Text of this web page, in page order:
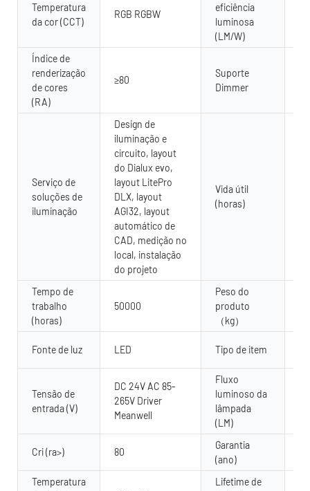
Temperatura
da cor (CCT)
RGB RGBW
eficiência
luminosa
(LM/W)
Índice de
renderização
de cores
(RA)
≥80
Suporte
Dimmer
Serviço de
soluções de
iluminação
Design de
iluminação e
circuito, layout
do Dialux evo,
layout LitePro
DLX, layout
AGI32, layout
automático de
CAD, medição no
local, instalação
do projeto
Vida útil
(horas)
Tempo de
trabalho
(horas)
50000
Peso do
produto
（kg）
Fonte de luz LED Tipo de item
Tensão de
entrada (V)
DC 24V AC 85-
265V Driver
Meanwell
Fluxo
luminoso da
lâmpada
(LM)
Cri (ra>) 80
Garantia
(ano)
Temperatura
Lifetime de